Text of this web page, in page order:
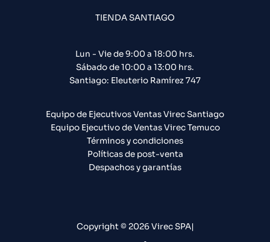
TIENDA SANTIAGO
Lun - Vie de 9:00 a 18:00 hrs.
Sábado de 10:00 a 13:00 hrs.
Santiago: Eleuterio Ramírez 747​
Equipo de Ejecutivos Ventas Virec Santiago
Equipo Ejecutivo de Ventas Virec Temuco
Términos y condiciones
Políticas de post-venta
Despachos y garantías
Copyright © 2026 Virec SPA|